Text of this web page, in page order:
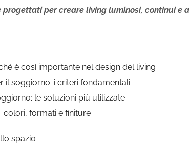
per creare living luminosi, continui e
è così importante nel design del living
il soggiorno: i criteri fondamentali
le soluzioni più utilizzate
colori, formati e finiture
spazio